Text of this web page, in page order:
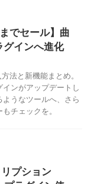
でセール】曲
グインへ進化
法と新機能まとめ。
ンがアップデートし
うなツールへ、さら
チェックを。
プション